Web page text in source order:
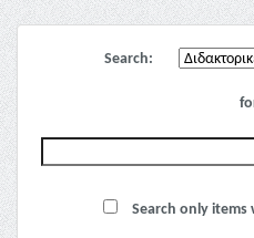
Search:
Search only